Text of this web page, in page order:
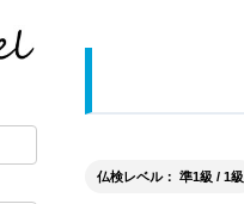
仏検レベル： 準1級 / 1級